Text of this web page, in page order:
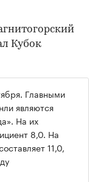
Кубок
Главными
являются
На их
8,0. На
11,0,